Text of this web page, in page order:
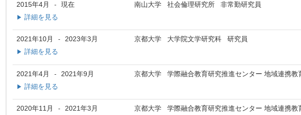
2015年4月 - 現在 南山大学 社会倫理研究所 非常勤研究員
▶ 詳細を見る
2021年10月 - 2023年3月 京都大学 大学院文学研究科 研究員
▶ 詳細を見る
2021年4月 - 2021年9月 京都大学 学際融合教育研究推進センター 地域連携
▶ 詳細を見る
2020年11月 - 2021年3月 京都大学 学際融合教育研究推進センター 地域連携